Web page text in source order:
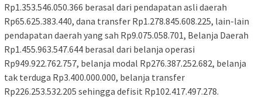
Rp1.353.546.050.366 berasal dari pendapatan asli daerah
Rp65.625.383.440, dana transfer Rp1.278.845.608.225, lain-lain
pendapatan daerah yang sah Rp9.075.058.701, Belanja Daerah
Rp1.455.963.547.644 berasal dari belanja operasi
Rp949.922.762.757, belanja modal Rp276.387.252.682, belanja
tak terduga Rp3.400.000.000, belanja transfer
Rp226.253.532.205 sehingga defisit Rp102.417.497.278.